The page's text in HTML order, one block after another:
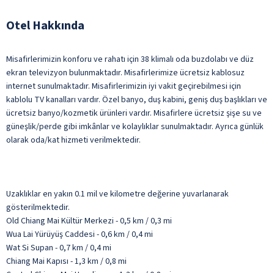
Otel Hakkında
Misafirlerimizin konforu ve rahatı için 38 klimalı oda buzdolabı ve düz
ekran televizyon bulunmaktadır. Misafirlerimize ücretsiz kablosuz
internet sunulmaktadır. Misafirlerimizin iyi vakit geçirebilmesi için
kablolu TV kanalları vardır. Özel banyo, duş kabini, geniş duş başlıkları ve
ücretsiz banyo/kozmetik ürünleri vardır. Misafirlere ücretsiz şişe su ve
güneşlik/perde gibi imkânlar ve kolaylıklar sunulmaktadır. Ayrıca günlük
olarak oda/kat hizmeti verilmektedir.
Uzaklıklar en yakın 0.1 mil ve kilometre değerine yuvarlanarak
gösterilmektedir.
Old Chiang Mai Kültür Merkezi - 0,5 km / 0,3 mi
Wua Lai Yürüyüş Caddesi - 0,6 km / 0,4 mi
Wat Si Supan - 0,7 km / 0,4 mi
Chiang Mai Kapısı - 1,3 km / 0,8 mi